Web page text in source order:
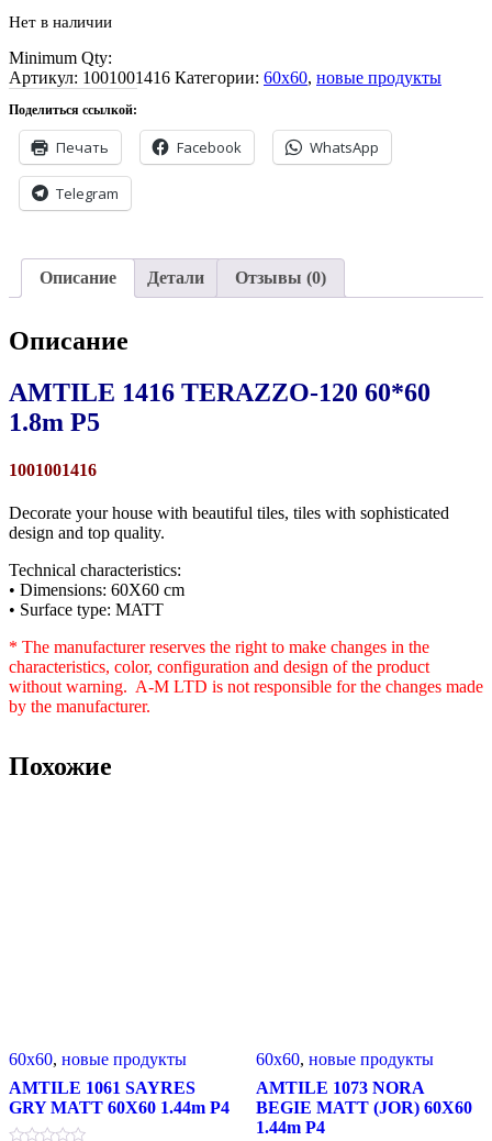
Нет в наличии
Minimum Qty:
Артикул: 1001001416 Категории: 60x60, новые продукты
Поделиться ссылкой:
Печать Facebook WhatsApp
Telegram
Описание Детали Отзывы (0)
Описание
AMTILE 1416 TERAZZO-120 60*60
1.8m P5
1001001416
Decorate your house with beautiful tiles, tiles with sophisticated
design and top quality.
Technical characteristics:
• Dimensions: 60X60 cm
• Surface type: MATT
* The manufacturer reserves the right to make changes in the
characteristics, color, configuration and design of the product
without warning. A-M LTD is not responsible for the changes made
by the manufacturer.
Похожие
60x60, новые продукты
AMTILE 1061 SAYRES
GRY MATT 60X60 1.44m P4
60x60, новые продукты
AMTILE 1073 NORA
BEGIE MATT (JOR) 60X60
1.44m P4